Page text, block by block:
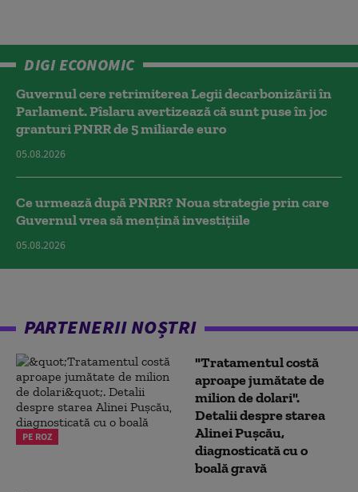
DIGI ECONOMIC
Guvernul cere retrimiterea Legii decarbonizării în
Parlament. Pîslaru avertizează că sunt puse în joc
granturi PNRR de 5 miliarde euro
05.08.2026
Ce urmează după PNRR? Noua strategie prin care
Guvernul vrea să mențină investițiile
05.08.2026
PARTENERII NOȘTRI
PE ROZ
"Tratamentul costă
aproape jumătate de
milion de dolari".
Detalii despre starea
Alinei Pușcău,
diagnosticată cu o
boală gravă